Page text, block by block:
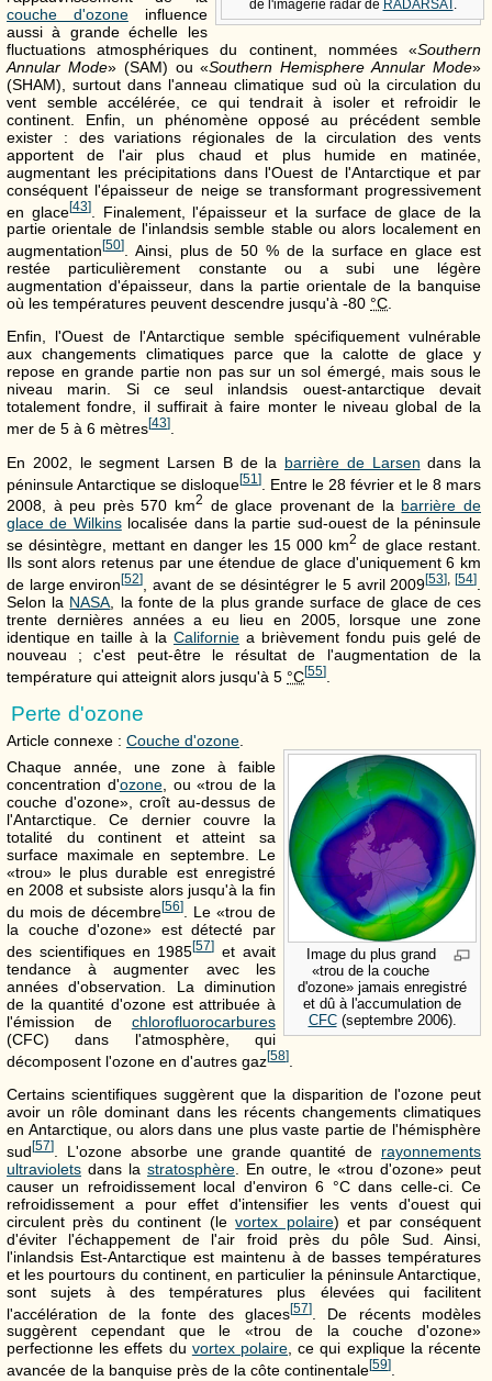
de l'imagerie radar de RADARSAT .
couche d'ozoneinfluence
aussi à grande échelle les
fluctuations atmosphériques du continent, nommées «Southern
Annular Mode» (SAM) ou «Southern Hemisphere Annular Mode»
(SHAM), surtout dans l'anneau climatique sud où la circulation du
vent semble accélérée, ce qui tendrait à isoler et refroidir le
continent. Enfin, un phénomène opposé au précédent semble
exister : des variations régionales de la circulation des vents
apportent de l'air plus chaud et plus humide en matinée,
augmentant les précipitations dans l'Ouest de l'Antarctique et par
conséquent l'épaisseur de neige se transformant progressivement
en glace[43]. Finalement, l'épaisseur et la surface de glace de la
partie orientale de l'inlandsis semble stable ou alors localement en
augmentation[50]
. Ainsi, plus de 50 % de la surface en glace est
restée particulièrement constante ou a subi une légère
augmentation d'épaisseur, dans la partie orientale de la banquise
où les températures peuvent descendre jusqu'à -80 °C
Enfin, l'Ouest de l'Antarctique semble spécifiquement vulnérable
aux changements climatiques parce que la calotte de glace y
repose en grande partie non pas sur un sol émergé, mais sous le
niveau marin. Si ce seul inlandsis ouest-antarctique devait
totalement fondre, il suffirait à faire monter le niveau global de la
mer de 5 à 6 mètres[43].
En 2002, le segment Larsen B de la barrière de Larsen dans la
péninsule Antarctique se disloque[51 ] . Entre le 28 février et le 8 mars
2008, à peu près570 km2 de glace provenant de la barrière de
glace de Wilkinslocalisée dans la partie sud-ouest de la péninsule
se désintègre, mettant en danger les 15 000 km2 de glace restant.
Ils sont alors retenus par une étendue de glace d'uniquement6 km
de large environ[52] , avant de se désintégrer le 5 avril 2009[53], [54]
Selon la NASA , la fonte de la plus grande surface de glace de ces
trente dernières années a eu lieu en 2005, lorsque une zone
identique en taille à la Californie a brièvement fondu puis gelé de
nouveau ; c'est peut-être le résultat de l'augmentation de la
température qui atteignit alors jusqu'à 5 °C[55]
Perte d'ozone
Article connexe : Couche d'ozone
Image du plus grand
«trou de la couche
d'ozone» jamais enregistré
et dû à l'accumulation de
CFC(septembre 2006).
Chaque année, une zone à faible
concentration d'ozone, ou «trou de la
couche d'ozone», croît au-dessus de
l'Antarctique. Ce dernier couvre la
totalité du continent et atteint sa
surface maximale en septembre. Le
«trou» le plus durable est enregistré
en 2008 et subsiste alors jusqu'à la fin
du mois de décembre[56]. Le «trou de
la couche d'ozone» est détecté par
des scientifiques en 1985[57] et avait
tendance à augmenter avec les
années d'observation. La diminution
de la quantité d'ozone est attribuée à
l'émission de chlorofluorocarbures
(CFC) dans l'atmosphère, qui
décomposent l'ozone en d'autres gaz[58]
Certains scientifiques suggèrent que la disparition de l'ozone peut
avoir un rôle dominant dans les récents changements climatiques
en Antarctique, ou alors dans une plus vaste partie de l'hémisphère
sud[57] . L'ozone absorbe une grande quantité de rayonnements
ultraviolets dans la stratosphère . En outre, le «trou d'ozone» peut
causer un refroidissement local d'environ6 °Cdans celle-ci. Ce
refroidissement a pour effet d'intensifier les vents d'ouest qui
circulent près du continent (levortex polaire) et par conséquent
d'éviter l'échappement de l'air froid près du pôle Sud. Ainsi,
l'inlandsis Est-Antarctique est maintenu à de basses températures
et les pourtours du continent, en particulier la péninsule Antarctique,
sont sujets à des températures plus élevées qui facilitent
l'accélération de la fonte des glaces[57]. De récents modèles
suggèrent cependant que le «trou de la couche d'ozone»
perfectionne les effets du vortex polaire, ce qui explique la récente
avancée de la banquise près de la côte continentale[59].